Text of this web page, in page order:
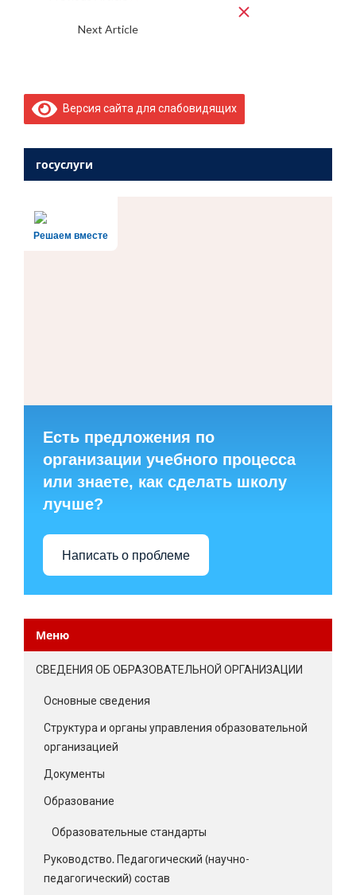
Next Article?ВОЛШЕБНЫЙ ПРАЗДНИК?
Версия сайта для слабовидящих
госуслуги
Решаем вместе
Есть предложения по
организации учебного процесса
или знаете, как сделать школу
лучше?
Написать о проблеме
Меню
СВЕДЕНИЯ ОБ ОБРАЗОВАТЕЛЬНОЙ ОРГАНИЗАЦИИ
Основные сведения
Структура и органы управления образовательной
организацией
Документы
Образование
Образовательные стандарты
Руководство. Педагогический (научно-
педагогический) состав